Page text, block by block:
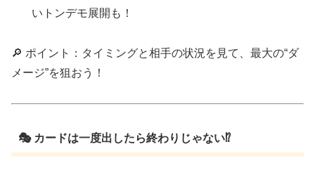
いトンデモ展開も！
🔎 ポイント：タイミングと相手の状況を見て、最大の“ダ
メージ”を狙おう！
🎭 カードは一度出したら終わりじゃない⁉